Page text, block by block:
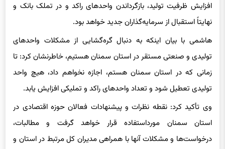
افزایش ظرفیت تولید، بازگرداندن واحدهای راکد و در تملک بانک و
نهایتاً استقبال از سرمایه‌گذاران جدید خواهد بود.
هاشمی با بیان اینکه به دنبال گره‌گشایی از مشکلات واحدهای
تولیدی و صنعتی مستقر در استان سمنان هستیم، خاطرنشان کرد: تا
زمانی که در استان سمنان هستم، اجازه نخواهم داد، هیچ واحد
تولیدی تعطیل شود و تعداد واحدهای راکد و تملیکی افزایش یابد.
وی تأکید کرد: نقطه نظرات و پیشنهادات فعالان حوزه اقتصادی در
استان سمنان مورداستفاده قرار خواهد گرفت و مطالبات،
درخواست‌ها و مشکلات آنها با همراهی مدیران کل مرتبط در استان و